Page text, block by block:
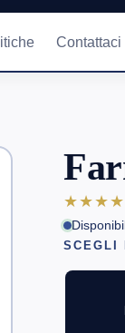
Contattaci
SCEGLI